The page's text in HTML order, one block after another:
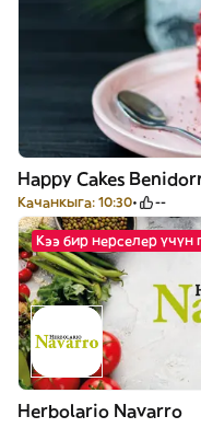
Happy Cakes
Качанкыга: 10:30 --
Кээ бир нерселер үчүн
Herbolario Navarro